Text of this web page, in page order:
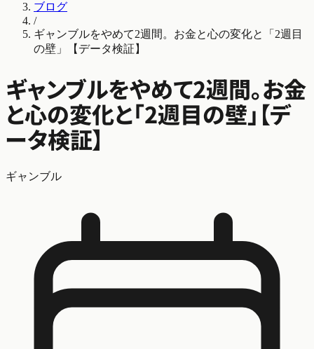
ブログ
/
ギャンブルをやめて2週間。お金と心の変化と「2週目
の壁」【データ検証】
ギャンブルをやめて2週間。お金
と心の変化と「2週目の壁」【デ
ータ検証】
ギャンブル